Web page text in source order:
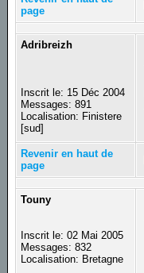
page
Adribreizh
Inscrit le: 15 Déc 2004
Messages: 891
Localisation: Finistere
[sud]
Revenir en haut de
page
Touny
Inscrit le: 02 Mai 2005
Messages: 832
Localisation: Bretagne